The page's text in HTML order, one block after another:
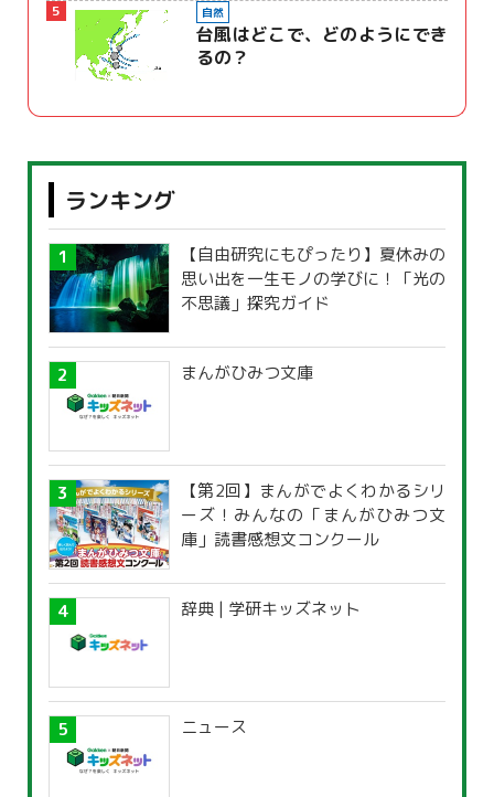
5 自然
台風はどこで、どのようにでき
るの？
ランキング
【自由研究にもぴったり】夏休みの
思い出を一生モノの学びに！「光の
不思議」探究ガイド
まんがひみつ文庫
【第2回】まんがでよくわかるシリ
ーズ！みんなの「まんがひみつ文
庫」読書感想文コンクール
辞典 | 学研キッズネット
ニュース